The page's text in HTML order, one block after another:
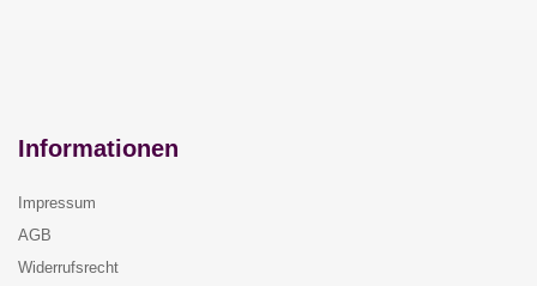
Informationen
Impressum
AGB
Widerrufsrecht